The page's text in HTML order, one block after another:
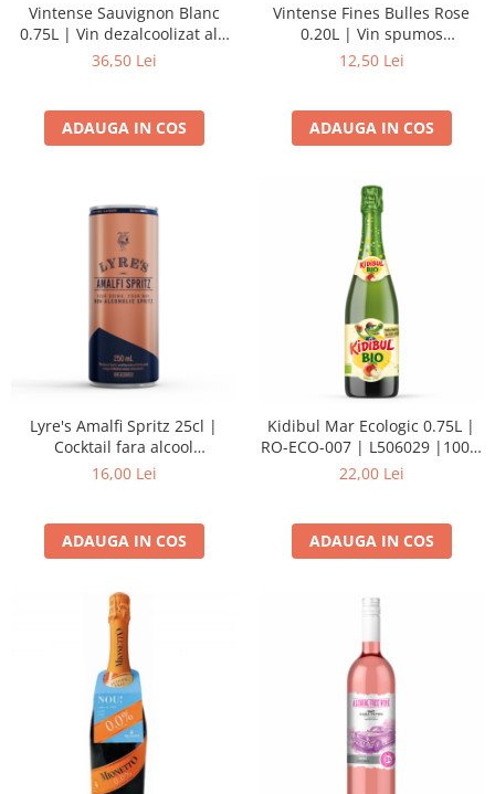
Vintense Sauvignon Blanc
0.75L | Vin dezalcoolizat alb
sec
36,50 Lei
ADAUGA IN COS
Vintense Fines Bulles Rose
0.20L | Vin spumos
dezalcoolizat roze
12,50 Lei
ADAUGA IN COS
Lyre's Amalfi Spritz 25cl |
Cocktail fara alcool
(alternativa la spritzer italian)
16,00 Lei
ADAUGA IN COS
Kidibul Mar Ecologic 0.75L |
RO-ECO-007 | L506029 |100%
Suc de mere Bio
22,00 Lei
ADAUGA IN COS